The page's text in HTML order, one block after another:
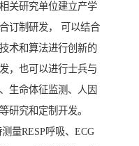
关研究单位建立产学
订制研发， 可以结合
术和算法进行创新的
，也可以进行士兵与
生命体征监测、人因
研究和定制开发。
量RESP呼吸、ECG